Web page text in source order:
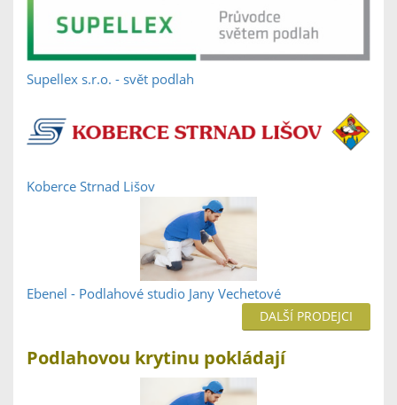
Supellex s.r.o. - svět podlah
Koberce Strnad Lišov
Ebenel - Podlahové studio Jany Vechetové
DALŠÍ PRODEJCI
Podlahovou krytinu pokládají